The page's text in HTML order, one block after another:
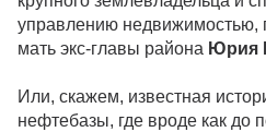
управлению недвижимостью,
мать экс-главы района Юрия
Или, скажем, известная
нефтебазы, где вроде как до